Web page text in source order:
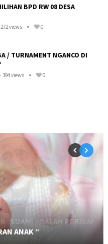
BPD RW 08 DESA
views 0
/ TURNAMENT NGANCO DI
394 views 0
ANAK “